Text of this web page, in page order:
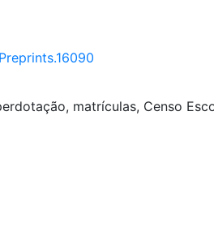
matrículas, Censo